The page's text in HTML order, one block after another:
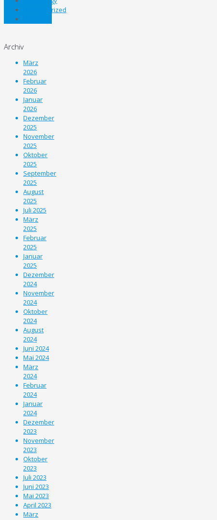
Uncategorized
Archiv
März
2026
Februar
2026
Januar
2026
Dezember
2025
November
2025
Oktober
2025
September
2025
August
2025
Juli 2025
März
2025
Februar
2025
Januar
2025
Dezember
2024
November
2024
Oktober
2024
August
2024
Juni 2024
Mai 2024
März
2024
Februar
2024
Januar
2024
Dezember
2023
November
2023
Oktober
2023
Juli 2023
Juni 2023
Mai 2023
April 2023
März